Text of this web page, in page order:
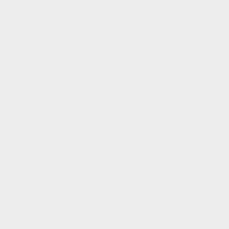
de tournesol, Huile de graines de lin
0,23%, Phosphore 0,2%, Oméga 3